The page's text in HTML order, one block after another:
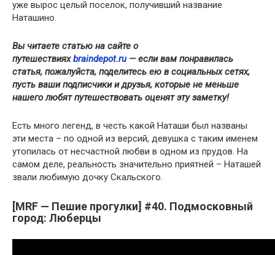
уже вырос целый поселок, получивший название
Наташино.
Вы читаете статью на сайте о
путешествияхbraindepot.ru— если вам понравилась
статья, пожалуйста, поделитесь ею в социальных сетях,
пусть ваши подписчики и друзья, которые не меньше
нашего любят путешествовать оценят эту заметку!
Есть много легенд, в честь какой Наташи был названы
эти места – по одной из версий, девушка с таким именем
утопилась от несчастной любви в одном из прудов. На
самом деле, реальность значительно приятней – Наташей
звали любимую дочку Скальского.
[MRF — Пешие прогулки] #40. Подмосковный
город: Люберцы